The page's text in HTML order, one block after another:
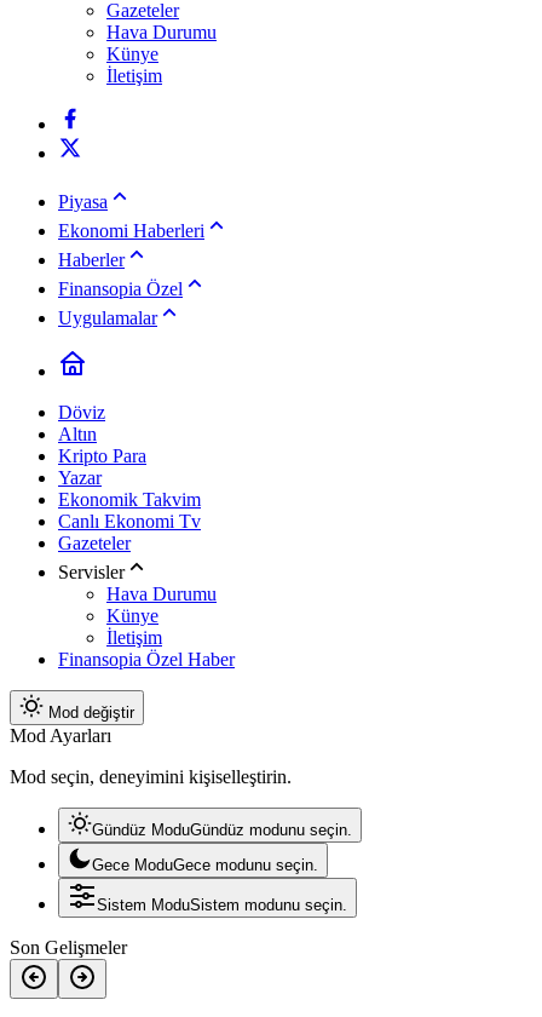
Gazeteler
Hava Durumu
Künye
İletişim
Piyasa
Ekonomi Haberleri
Haberler
Finansopia Özel
Uygulamalar
Döviz
Altın
Kripto Para
Yazar
Ekonomik Takvim
Canlı Ekonomi Tv
Gazeteler
Servisler
Hava Durumu
Künye
İletişim
Finansopia Özel Haber
Mod değiştir
Mod Ayarları
Mod seçin, deneyimini kişiselleştirin.
Gündüz ModuGündüz modunu seçin.
Gece ModuGece modunu seçin.
Sistem ModuSistem modunu seçin.
Son Gelişmeler